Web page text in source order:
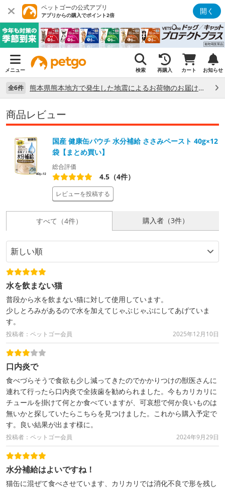
ペットゴーの公式アプリ
アプリからの購入でポイント2倍 開く
メニュー 検索 再購入 カート お知らせ
全6件 熊本県熊本地方で発生した地震によるお荷物のお届け状況について （7/28）
商品レビュー
国産 健康缶パウチ 水分補給 ささみペースト 40g×12
袋【まとめ買い】
総合評価
4.5（4件）
レビューを投稿する
すべて（4件） 購入者（3件）
水を飲まない猫
普段から水を飲まない猫に対して使用しています。
少しとろみがあるので水を加えてじゃぶじゃぶにしてあげていま
す。
投稿者：ペットゴー会員 2025年12月10日
口内炎で
食べづらそうで食欲も少し減ってきたのでかかりつけの獣医さんに
連れて行ったら口内炎で全抜歯を勧められました。今もカリカリに
チュールを掛けて何とか食べていますが、可哀想で何か良いものは
無いかと探していたらこちらを見つけました。これから購入予定で
す。良い結果が出ます様に。
投稿者：ペットゴー会員 2024年9月29日
水分補給はよいですね！
猫缶に混ぜて食べさせています、カリカリでは消化不良で形を残し